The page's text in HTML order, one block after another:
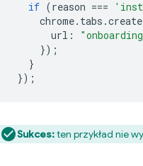
if (reason ===
chrome. tabs .create
url :
});
}
});
Sukces:ten przykład nie